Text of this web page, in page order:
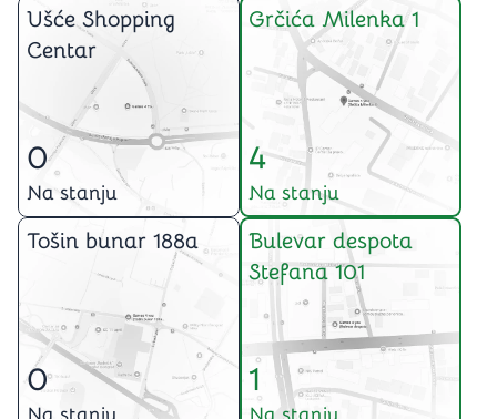
Ušće Shopping
Centar
0
Na stanju
Grčića Milenka 1
4
Na stanju
Tošin bunar 188a
0
Bulevar despota
Stefana 101
1